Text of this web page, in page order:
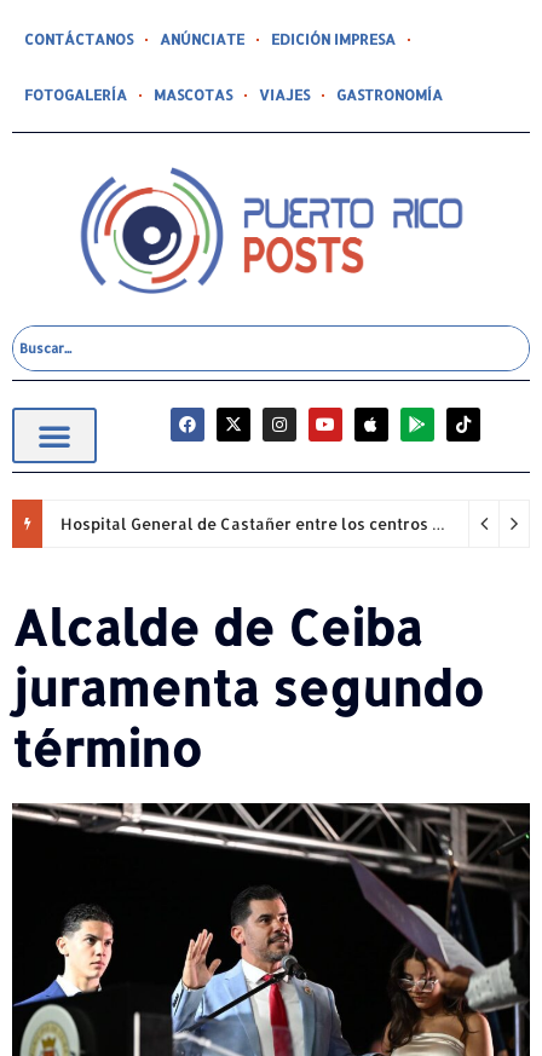
CONTÁCTANOS ANÚNCIATE EDICIÓN IMPRESA
FOTOGALERÍA MASCOTAS VIAJES GASTRONOMÍA
Hospital General de Castañer entre los centros de salud comunitarios con mejor desempeño clínico de Estados Unidos
Alcalde de Ceiba
juramenta segundo
término